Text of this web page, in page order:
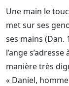
Une main le
met sur ses
ses mains (Dan.
l’ange s’adresse
manière très
« Daniel,